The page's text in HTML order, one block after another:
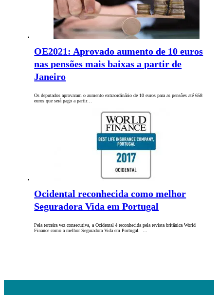
OE2021: Aprovado aumento de 10 euros
nas pensões mais baixas a partir de
Janeiro
Os deputados aprovaram o aumento extraordinário de 10 euros para as pensões até 658
euros que será pago a partir…
Ocidental reconhecida como melhor
Seguradora Vida em Portugal
Pela terceira vez consecutiva, a Ocidental é reconhecida pela revista britânica World
Finance como a melhor Seguradora Vida em Portugal. …